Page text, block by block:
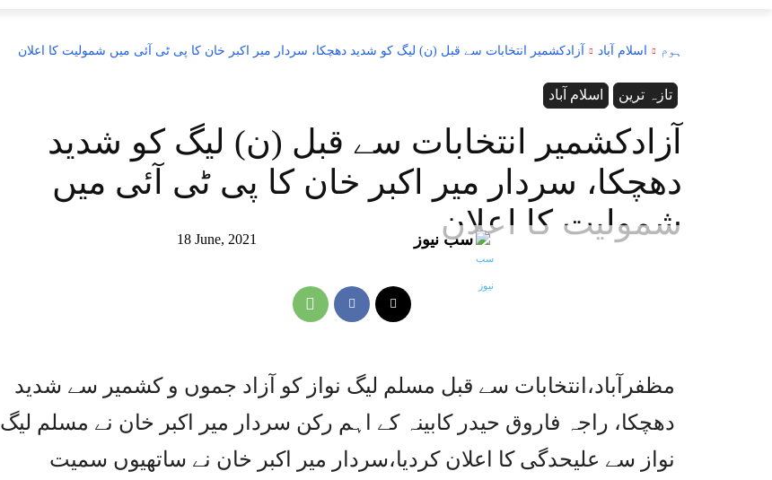
ہوم اسلام آباد آزادکشمیر انتخابات سے قبل (ن) لیگ کو شدید دھچکا، سردار میر اکبر خان کا پی ٹی آئی میں شمولیت کا اعلان
اسلام آباد تازہ ترین
آزادکشمیر انتخابات سے قبل (ن) لیگ کو شدید
دھچکا، سردار میر اکبر خان کا پی ٹی آئی میں
شمولیت کا اعلان
18 June, 2021 سب نیوز
مظفرآباد،انتخابات سے قبل مسلم لیگ نواز کو آزاد جموں و کشمیر سے شدید
دھچکا، راجہ فاروق حیدر کابینہ کے اہم رکن سردار میر اکبر خان نے مسلم لیگ
نواز سے علیحدگی کا اعلان کردیا،سردار میر اکبر خان نے ساتھیوں سمیت